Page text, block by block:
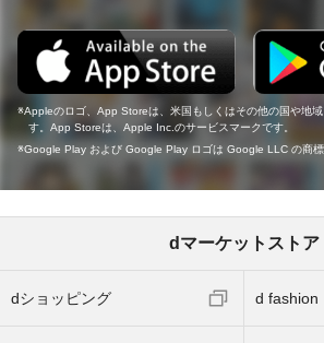
Appleのロゴ、App Storeは、米国もしくはその他の国や地
す。App Storeは、Apple Inc.のサービスマークです。
Google Play および Google Play ロゴは Google LLC の商標
dマーケットストア
dショッピング d fashion